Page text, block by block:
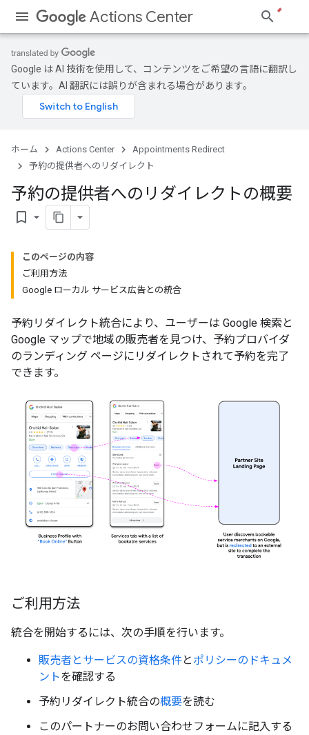
Actions Center
Google は AI 技術を使用して、コンテンツをご希望の言語に翻訳し
ています。AI 翻訳には誤りが含まれる場合があります。
ホーム Actions Center
Appointments Redirect
予約の提供者へのリダイレクト
予約の提供者へのリダイレクトの概要
bookmark_border
このページの内容
ご利用方法
Google ローカル サービス広告との統合
予約リダイレクト統合により、ユーザーは Google 検索と
Google マップで地域の販売者を見つけ、予約プロバイダ
のランディング ページにリダイレクトされて予約を完了
できます。
ご利用方法
統合を開始するには、次の手順を行います。
販売者とサービスの資格条件と ポリシーのドキュメ
ントを確認する
予約リダイレクト統合の概要を読む
このパートナーのお問い合わせフォームに記入する